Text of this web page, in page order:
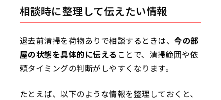
相談時に整理して伝えたい情報
退去前清掃を荷物ありで相談するときは、今の部
屋の状態を具体的に伝える ことで、清掃範囲や依
頼タイミングの判断がしやすくなります。
たとえば、以下のような情報を整理しておくと、